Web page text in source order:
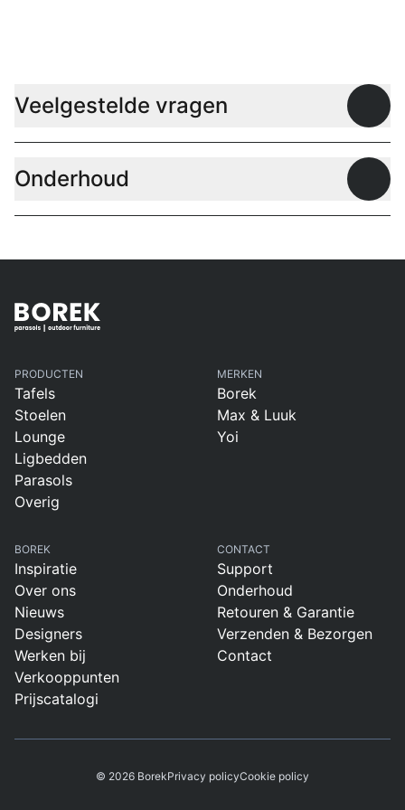
Veelgestelde vragen
Onderhoud
PRODUCTEN
Tafels
Stoelen
Lounge
Ligbedden
Parasols
Overig
MERKEN
Borek
Max & Luuk
Yoi
BOREK
Inspiratie
Over ons
Nieuws
Designers
Werken bij
Verkooppunten
Prijscatalogi
CONTACT
Support
Onderhoud
Retouren & Garantie
Verzenden & Bezorgen
Contact
© 2026 BorekPrivacy policyCookie policy